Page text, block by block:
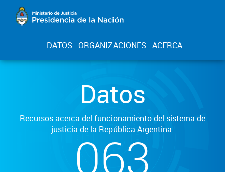
DATOS ORGANIZACIONES ACERCA
Datos
Recursos acerca del funcionamiento del sistema de
justicia de la República Argentina.
063